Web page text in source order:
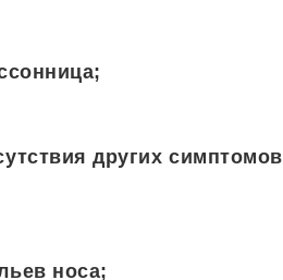
других симптомов
носа;